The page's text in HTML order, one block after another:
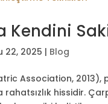
Kendini
22, 2025 | Blog
Association,
hissidir.